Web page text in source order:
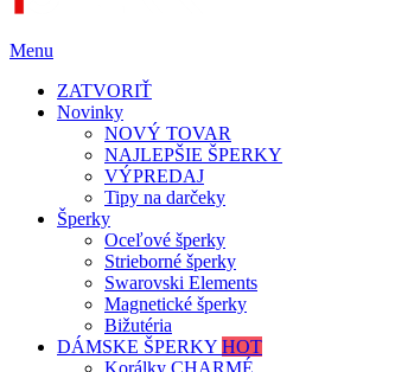
Menu
ZATVORIŤ
Novinky
NOVÝ TOVAR
NAJLEPŠIE ŠPERKY
VÝPREDAJ
Tipy na darčeky
Šperky
Oceľové šperky
Strieborné šperky
Swarovski Elements
Magnetické šperky
Bižutéria
DÁMSKE ŠPERKY HOT
Korálky CHARMÉ